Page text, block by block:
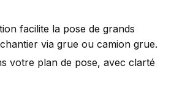
facilite la pose de grands
via grue ou camion grue.
votre plan de pose, avec clarté